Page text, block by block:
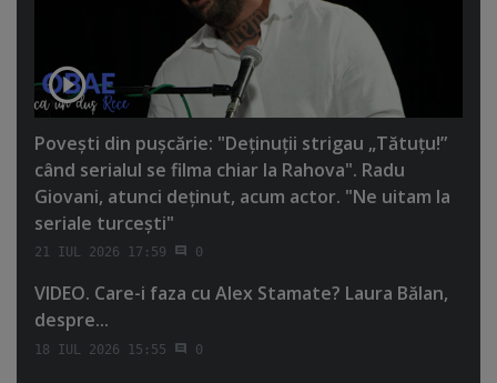
Poveşti din puşcărie: "Deţinuţii strigau „Tătuţu!”
când serialul se filma chiar la Rahova". Radu
Giovani, atunci deţinut, acum actor. "Ne uitam la
seriale turceşti"
21 IUL 2026 17:59 0
VIDEO. Care-i faza cu Alex Stamate? Laura Bălan,
despre...
18 IUL 2026 15:55 0